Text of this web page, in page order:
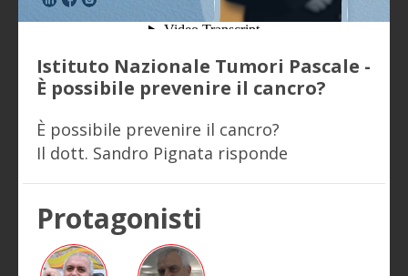
Istituto Nazionale Tumori Pascale -
È possibile prevenire il cancro?
È possibile prevenire il cancro?
Il dott. Sandro Pignata risponde
Protagonisti